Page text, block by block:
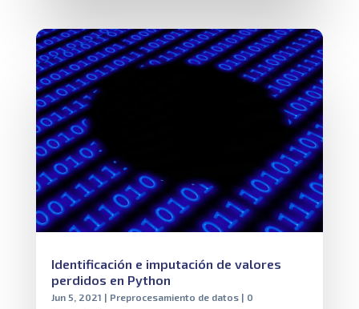
Identificación e imputación de valores
perdidos en Python
Jun 5, 2021 | Preprocesamiento de datos| 0